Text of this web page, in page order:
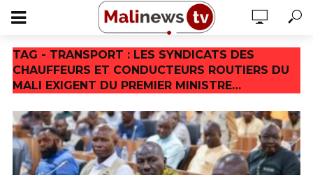
TAG - TRANSPORT : LES SYNDICATS DES
CHAUFFEURS ET CONDUCTEURS ROUTIERS DU
MALI EXIGENT DU PREMIER MINISTRE…